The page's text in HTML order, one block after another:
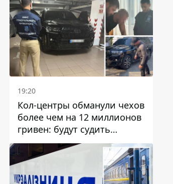
19:20
Кол-центры обманули чехов
более чем на 12 миллионов
гривен: будут судить
днепрянина,
организовавшего
транснациональную
преступную организацию